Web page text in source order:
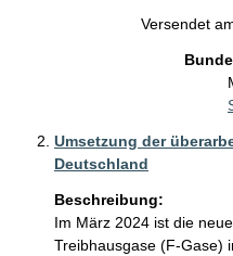
Versendet
Umsetzung der
Deutschland
Beschreibung:
Im März 2024 ist die
Treibhausgase (F-Gase)